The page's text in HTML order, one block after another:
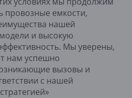
провозные емкости,
нашей
и высокую
Мы уверены,
нам успешно
вызовы и
с нашей